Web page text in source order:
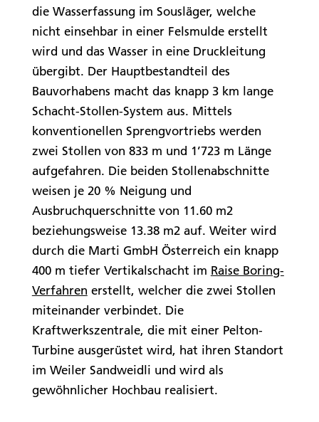
die Wasserfassung im Sousläger, welche
nicht einsehbar in einer Felsmulde erstellt
wird und das Wasser in eine Druckleitung
übergibt. Der Hauptbestandteil des
Bauvorhabens macht das knapp 3 km lange
Schacht-Stollen-System aus. Mittels
konventionellen Sprengvortriebs werden
zwei Stollen von 833 m und 1’723 m Länge
aufgefahren. Die beiden Stollenabschnitte
wei­sen je 20 % Neigung und
Ausbruchquerschnitte von 11.60 m2
beziehungsweise 13.38 m2 auf. Weiter wird
durch die Marti GmbH Österreich ein knapp
400 m tiefer Vertikalschacht im Raise Boring-
Verfahren erstellt, welcher die zwei Stollen
miteinander verbindet. Die
Kraftwerkszentrale, die mit einer Pelton-
Turbine ausgerüstet wird, hat ihren Standort
im Weiler Sandweidli und wird als
gewöhnlicher Hochbau realisiert.